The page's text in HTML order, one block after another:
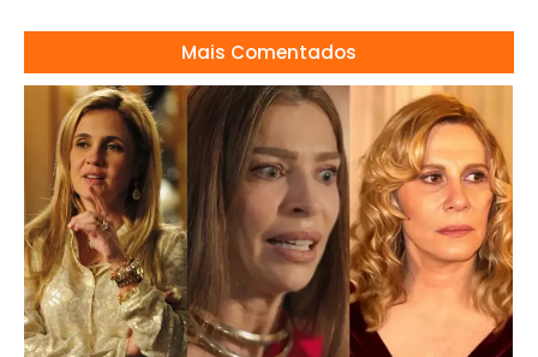
Mais Comentados